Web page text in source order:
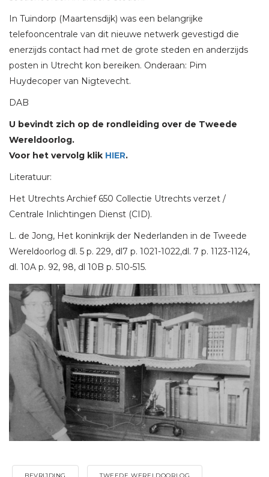
In Tuindorp (Maartensdijk) was een belangrijke
telefooncentrale van dit nieuwe netwerk gevestigd die
enerzijds contact had met de grote steden en anderzijds
posten in Utrecht kon bereiken. Onderaan: Pim
Huydecoper van Nigtevecht.
DAB
U bevindt zich op de rondleiding over de Tweede
Wereldoorlog.
Voor het vervolg klik HIER.
Literatuur:
Het Utrechts Archief 650 Collectie Utrechts verzet /
Centrale Inlichtingen Dienst (CID).
L. de Jong, Het koninkrijk der Nederlanden in de Tweede
Wereldoorlog dl. 5 p. 229, dl7 p. 1021-1022,dl. 7 p. 1123-1124,
dl. 10A p. 92, 98, dl 10B p. 510-515.